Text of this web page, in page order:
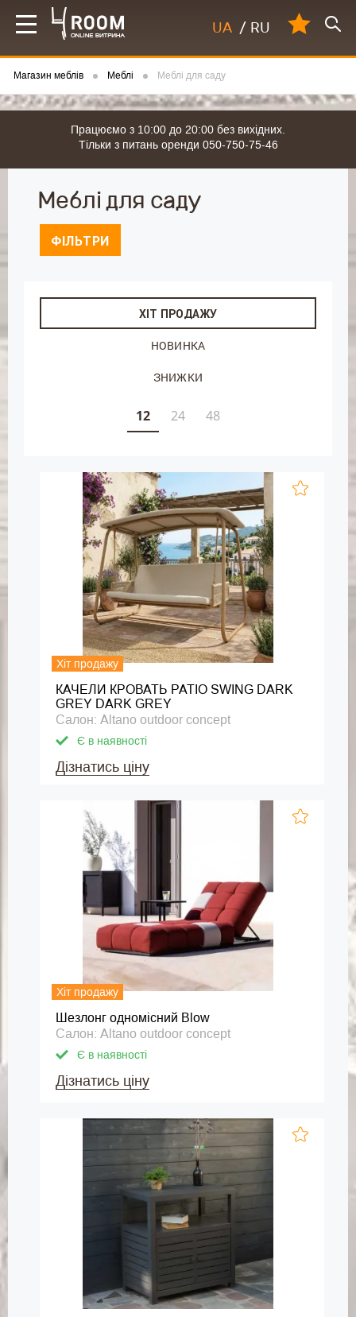
UA / RU
Магазин меблів Меблі Меблі для саду
Працюємо з 10:00 до 20:00 без вихідних.
Тільки з питань оренди 050-750-75-46
Меблі для саду
ФІЛЬТРИ
ХІТ ПРОДАЖУ
НОВИНКА
ЗНИЖКИ
12 24 48
Хіт продажу
КАЧЕЛИ КРОВАТЬ PATIO SWING DARK
GREY DARK GREY
Салон: Altano outdoor concept
Є в наявності
Дізнатись ціну
Хіт продажу
Шезлонг одномісний Blow
Салон: Altano outdoor concept
Є в наявності
Дізнатись ціну